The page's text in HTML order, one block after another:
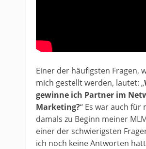
Einer der häufigsten Fragen,
mich gestellt werden, lautet: „
gewinne ich Partner im
Marketing?“ Es war auch für
damals zu Beginn meiner
einer der schwierigsten
ich noch keine Antworten